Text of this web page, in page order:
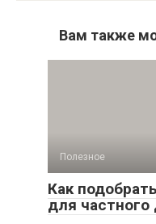
Вам также
Полезное
Как
для частного